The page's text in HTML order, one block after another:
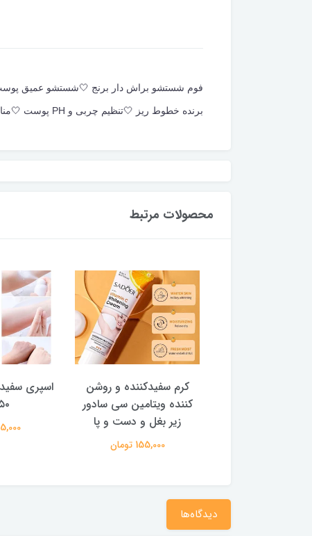
فوم شستشو براش دار برنج 🤍شستشو عمیق
برنده خطوط ریز 🤍تنظیم چربی و PH پوست 🤍مناسب برای انواع پوست 🤍بوی خوشایند 120ml
محصولات مرتبط
کرم سفیدکننده و روشن
کننده ویتامین سی سادور
زیر بغل و دست و پا
155,000 تومان
اسپری سفید
335,000
دیدگاه‌ها